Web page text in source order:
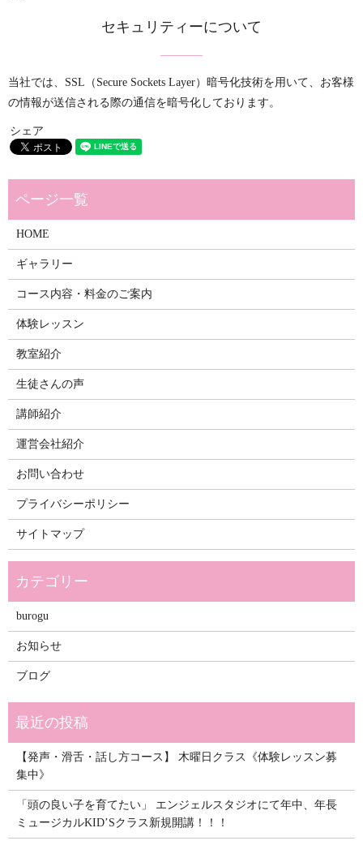
セキュリティーについて
当社では、SSL（Secure Sockets Layer）暗号化技術を用いて、お客様
の情報が送信される際の通信を暗号化しております。
シェア
HOME
ギャラリー
コース内容・料金のご案内
体験レッスン
教室紹介
生徒さんの声
講師紹介
運営会社紹介
お問い合わせ
プライバシーポリシー
サイトマップ
burogu
お知らせ
ブログ
【発声・滑舌・話し方コース】 木曜日クラス《体験レッスン募
集中》
「頭の良い子を育てたい」 エンジェルスタジオにて年中、年長
ミュージカルKID’Sクラス新規開講！！！